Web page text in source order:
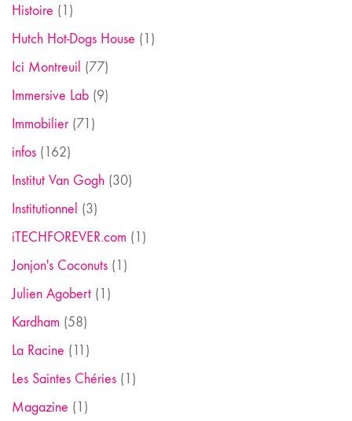
Histoire (1)
Hutch Hot-Dogs House (1)
Ici Montreuil (77)
Immersive Lab (9)
Immobilier(71)
infos (162)
Institut Van Gogh (30)
Institutionnel (3)
iTECHFOREVER.com (1)
Jonjon's Coconuts (1)
Julien Agobert (1)
Kardham (58)
La Racine (11)
Les Saintes Chéries (1)
Magazine (1)